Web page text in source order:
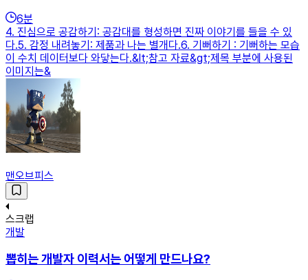
6분
4. 진심으로 공감하기: 공감대를 형성하면 진짜 이야기를 들을 수 있
다.5. 감정 내려놓기: 제품과 나는 별개다.6. 기뻐하기 : 기뻐하는 모습
이 수치 데이터보다 와닿는다.&lt;참고 자료&gt;제목 부분에 사용된
이미지는&
맨오브피스
스크랩
개발
뽑히는 개발자 이력서는 어떻게 만드나요?